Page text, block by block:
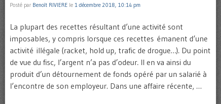
Posté par Benoît RIVIERE le 1 décembre 2018, 10:14 pm
La plupart des recettes résultant d’une activité sont
imposables, y compris lorsque ces recettes émanent d’une
activité illégale (racket, hold up, trafic de drogue…). Du point
de vue du fisc, l’argent n’a pas d’odeur. Il en va ainsi du
produit d’un détournement de fonds opéré par un salarié à
l’encontre de son employeur. Dans une affaire récente, …